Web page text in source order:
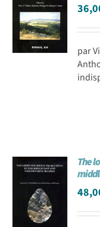
par
The